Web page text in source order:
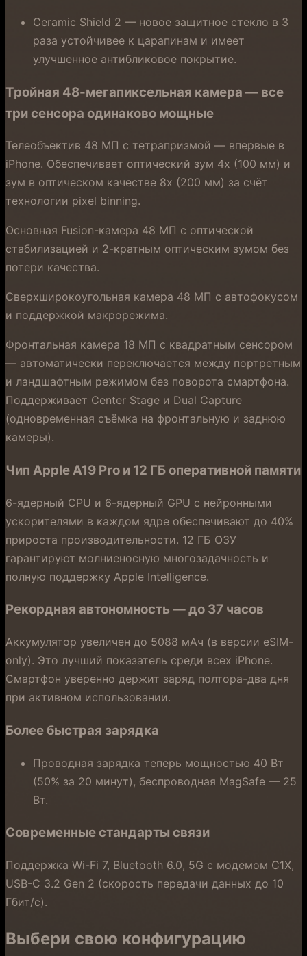
Ceramic Shield 2 — новое защитное стекло в 3
раза устойчивее к царапинам и имеет
улучшенное антибликовое покрытие.
Тройная 48-мегапиксельная камера — все
три сенсора одинаково мощные
Телеобъектив 48 МП с тетрапризмой — впервые в
iPhone. Обеспечивает оптический зум 4x (100 мм) и
зум в оптическом качестве 8x (200 мм) за счёт
технологии pixel binning.
Основная Fusion-камера 48 МП с оптической
стабилизацией и 2-кратным оптическим зумом без
потери качества.
Сверхширокоугольная камера 48 МП с автофокусом
и поддержкой макрорежима.
Фронтальная камера 18 МП с квадратным сенсором
— автоматически переключается между портретным
и ландшафтным режимом без поворота смартфона.
Поддерживает Center Stage и Dual Capture
(одновременная съёмка на фронтальную и заднюю
камеры).
Чип Apple A19 Pro и 12 ГБ оперативной памяти
6-ядерный CPU и 6-ядерный GPU с нейронными
ускорителями в каждом ядре обеспечивают до 40%
прироста производительности. 12 ГБ ОЗУ
гарантируют молниеносную многозадачность и
полную поддержку Apple Intelligence.
Рекордная автономность — до 37 часов
Аккумулятор увеличен до 5088 мАч (в версии eSIM-
only). Это лучший показатель среди всех iPhone.
Смартфон уверенно держит заряд полтора-два дня
при активном использовании.
Более быстрая зарядка
Проводная зарядка теперь мощностью 40 Вт
(50% за 20 минут), беспроводная MagSafe — 25
Вт.
Современные стандарты связи
Поддержка Wi-Fi 7, Bluetooth 6.0, 5G с модемом C1X,
USB-C 3.2 Gen 2 (скорость передачи данных до 10
Гбит/с).
Выбери свою конфигурацию